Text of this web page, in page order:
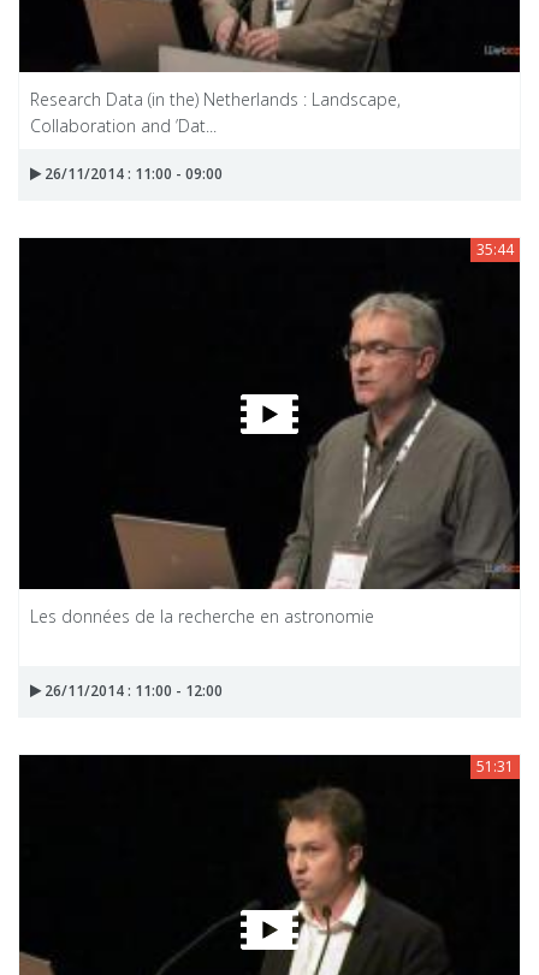
Research Data (in the) Netherlands : Landscape,
Collaboration and ’Dat...
26/11/2014 : 11:00 - 09:00
35:44
Les données de la recherche en astronomie
26/11/2014 : 11:00 - 12:00
51:31